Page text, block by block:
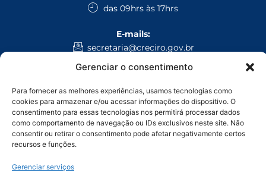
Gerenciar o consentimento
Para fornecer as melhores experiências, usamos tecnologias como
cookies para armazenar e/ou acessar informações do dispositivo. O
consentimento para essas tecnologias nos permitirá processar dados
como comportamento de navegação ou IDs exclusivos neste site. Não
consentir ou retirar o consentimento pode afetar negativamente certos
recursos e funções.
Gerenciar serviços
das 09hrs às 17hrs
E-mails:
secretaria@creciro.gov.br
fiscalizacao@creciro.gov.br
WhatsApp:
Administrativo Geral: (69) 3224-1008
Fiscalização: (69) 9 9971-4468